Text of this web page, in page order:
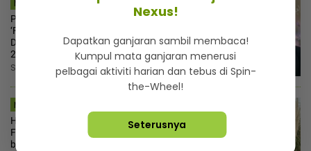
MSTAR | BINTANG GLOBAL
Pelakon AI lagi popular di China,
‘Fang Taozi’ kaya macam manusia...
Dibayar RM170,000 promosi produk
20 saat
Sabtu, 8 Ogos 2026 6:30 AM
MSTAR | BINTANG GLOBAL
Hidup Ji Soo berubah sejak pindah
Filipina, mula berjimat mekap pun
buat sendiri
Nexus!
Dapatkan ganjaran sambil membaca!
Kumpul mata ganjaran menerusi
pelbagai aktiviti harian dan tebus di Spin-
the-Wheel!
Seterusnya